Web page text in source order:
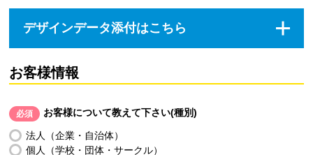
デザインデータ添付はこちら
お客様情報
必須 お客様について教えて下さい(種別)
法人（企業・自治体）
個人（学校・団体・サークル）